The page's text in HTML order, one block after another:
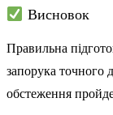
Висновок
Правильна
запорука точного
обстеження